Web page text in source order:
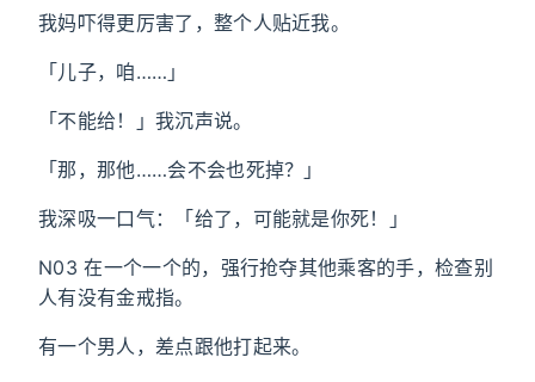
我妈吓得更厉害了，整个人贴近我。
「儿子，咱……」
「不能给！」我沉声说。
「那，那他……会不会也死掉？」
我深吸一口气：「给了，可能就是你死！」
N03 在一个一个的，强行抢夺其他乘客的手，检查别
人有没有金戒指。
有一个男人，差点跟他打起来。